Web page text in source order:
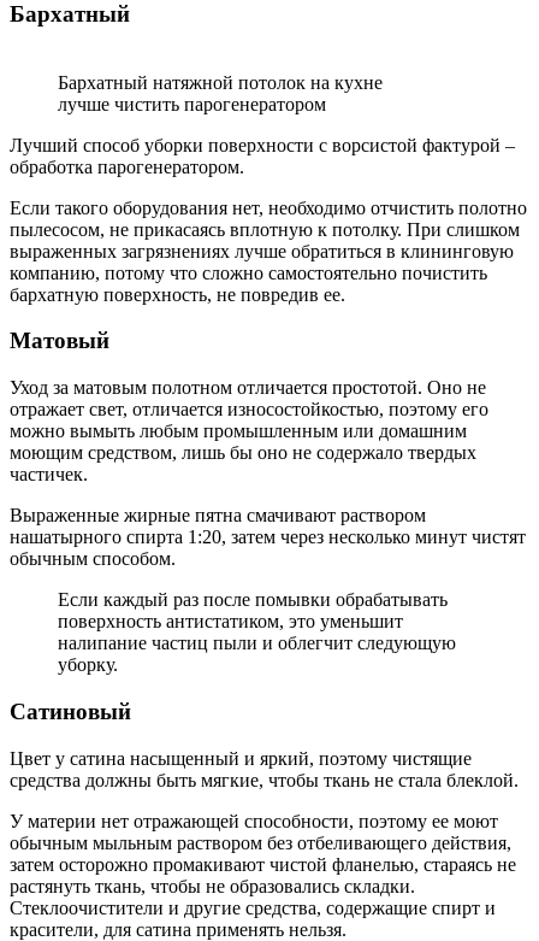
Бархатный
Бархатный натяжной потолок на кухне
лучше чистить парогенератором
Лучший способ уборки поверхности с ворсистой фактурой –
обработка парогенератором.
Если такого оборудования нет, необходимо отчистить полотно
пылесосом, не прикасаясь вплотную к потолку. При слишком
выраженных загрязнениях лучше обратиться в клининговую
компанию, потому что сложно самостоятельно почистить
бархатную поверхность, не повредив ее.
Матовый
Уход за матовым полотном отличается простотой. Оно не
отражает свет, отличается износостойкостью, поэтому его
можно вымыть любым промышленным или домашним
моющим средством, лишь бы оно не содержало твердых
частичек.
Выраженные жирные пятна смачивают раствором
нашатырного спирта 1:20, затем через несколько минут чистят
обычным способом.
Если каждый раз после помывки обрабатывать
поверхность антистатиком, это уменьшит
налипание частиц пыли и облегчит следующую
уборку.
Сатиновый
Цвет у сатина насыщенный и яркий, поэтому чистящие
средства должны быть мягкие, чтобы ткань не стала блеклой.
У материи нет отражающей способности, поэтому ее моют
обычным мыльным раствором без отбеливающего действия,
затем осторожно промакивают чистой фланелью, стараясь не
растянуть ткань, чтобы не образовались складки.
Стеклоочистители и другие средства, содержащие спирт и
красители, для сатина применять нельзя.